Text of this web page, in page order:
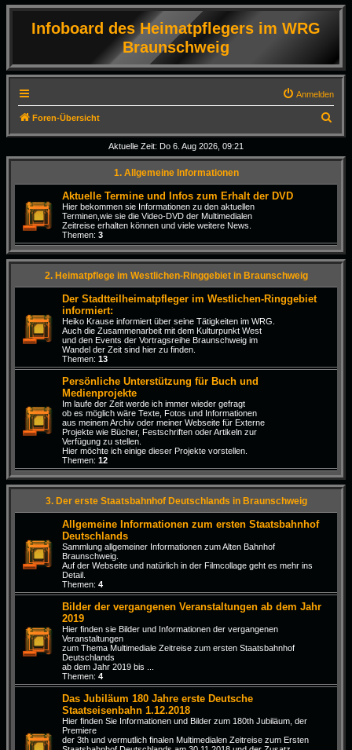
Infoboard des Heimatpflegers im WRG
Braunschweig
Anmelden
Foren-Übersicht
u
c
Aktuelle Zeit: Do 6. Aug 2026, 09:21
1. Allgemeine Informationen
Aktuelle Termine und Infos zum Erhalt der DVD
Hier bekommen sie Informationen zu den aktuellen
Terminen,wie sie die Video-DVD der Multimedialen
Zeitreise erhalten können und viele weitere News.
Themen: 3
2. Heimatpflege im Westlichen-Ringgebiet in Braunschweig
Der Stadtteilheimatpfleger im Westlichen-Ringgebiet
informiert:
Heiko Krause informiert über seine Tätigkeiten im WRG.
Auch die Zusammenarbeit mit dem Kulturpunkt West
und den Events der Vortragsreihe Braunschweig im
Wandel der Zeit sind hier zu finden.
Themen: 13
Persönliche Unterstützung für Buch und
Medienprojekte
Im laufe der Zeit werde ich immer wieder gefragt
ob es möglich wäre Texte, Fotos und Informationen
aus meinem Archiv oder meiner Webseite für Externe
Projekte wie Bücher, Festschriften oder Artikeln zur
Verfügung zu stellen.
Hier möchte ich einige dieser Projekte vorstellen.
Themen: 12
3. Der erste Staatsbahnhof Deutschlands in Braunschweig
Allgemeine Informationen zum ersten Staatsbahnhof
Deutschlands
Sammlung allgemeiner Informationen zum Alten Bahnhof
Braunschweig.
Auf der Webseite und natürlich in der Filmcollage geht es mehr ins
Detail.
Themen: 4
Bilder der vergangenen Veranstaltungen ab dem Jahr
2019
Hier finden sie Bilder und Informationen der vergangenen
Veranstaltungen
zum Thema Multimediale Zeitreise zum ersten Staatsbahnhof
Deutschlands
ab dem Jahr 2019 bis ...
Themen: 4
Das Jubiläum 180 Jahre erste Deutsche
Staatseisenbahn 1.12.2018
Hier finden Sie Informationen und Bilder zum 180th Jubiläum, der
Premiere
der 3th und vermutlich finalen Multimedialen Zeitreise zum Ersten